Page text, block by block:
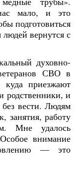
мало, и это
подготовиться
вернутся с
духовно-
СВО в
приезжают
родственники, и
вести. Людям
занятия, работу
Мне удалось
внимание
— это